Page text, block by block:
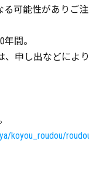
可能性がありご注
間。
申し出などにより
koyou_roudou/